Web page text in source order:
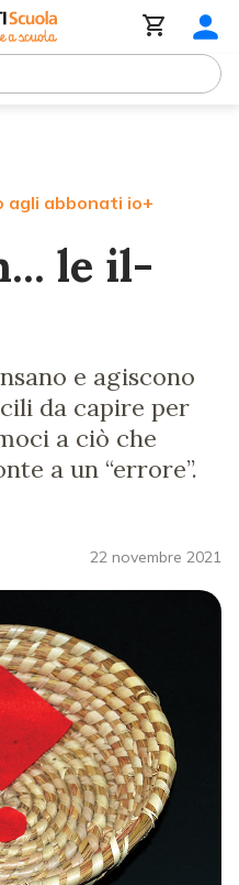
abbonati io+
le il-
e agiscono
da capire per
a ciò che
a un “errore”.
22 novembre 2021